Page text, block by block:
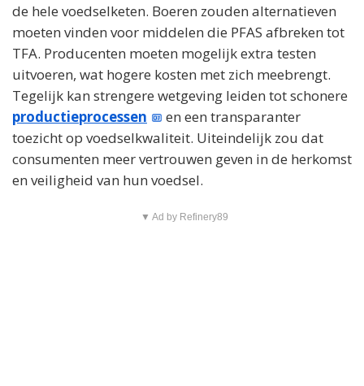
de hele voedselketen. Boeren zouden alternatieven
moeten vinden voor middelen die PFAS afbreken tot
TFA. Producenten moeten mogelijk extra testen
uitvoeren, wat hogere kosten met zich meebrengt.
Tegelijk kan strengere wetgeving leiden tot schonere
productieprocessen
en een transparanter
toezicht op voedselkwaliteit. Uiteindelijk zou dat
consumenten meer vertrouwen geven in de herkomst
en veiligheid van hun voedsel.
▼ Ad by Refinery89